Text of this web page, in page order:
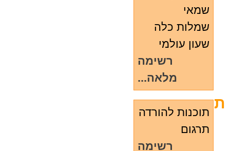
שמאי
שמלות כלה
שעון עולמי
רשימה
מלאה...
ת
תוכנות להורדה
תרגום
רשימה